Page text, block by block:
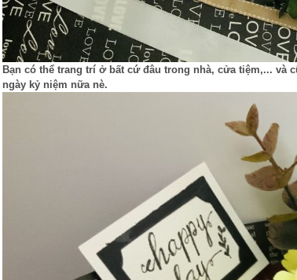
Bạn có thể trang trí ở bất cứ đâu trong nhà, cửa tiệm,... và
ngày kỷ niệm nữa nè.